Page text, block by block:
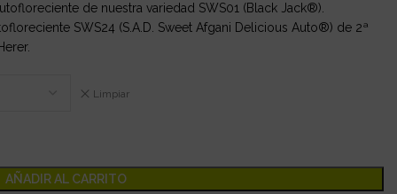
de nuestra variedad SWS01 (Black Jack®).
SWS24 (S.A.D. Sweet Afgani Delicious Auto®) de 2ª
Limpiar
AÑADIR AL CARRITO